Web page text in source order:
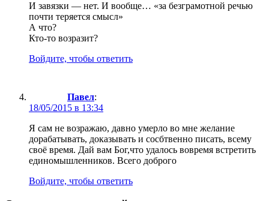
И завязки — нет. И вообще… «за безграмотной речью
почти теряется смысл»
А что?
Кто-то возразит?
Войдите, чтобы ответить
Павел:
18/05/2015 в 13:34
Я сам не возражаю, давно умерло во мне желание
дорабатывать, доказывать и сосбтвенно писать, всему
своё время. Дай вам Бог,что удалось вовремя встретить
единомышленников. Всего доброго
Войдите, чтобы ответить